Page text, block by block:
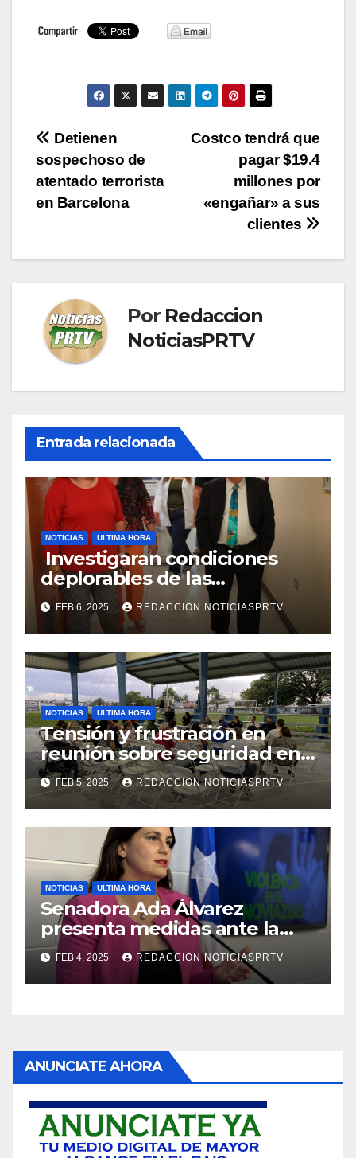
Navegación
de
entradas
Costco tendrá que
pagar $19.4
millones por
«engañar» a sus
clientes
Detienen
sospechoso de
atentado terrorista
en Barcelona
Por Redaccion
NoticiasPRTV
Entrada relacionada
NOTICIAS ULTIMA HORA
Investigaran condiciones
deplorables de las
facilidades el Departamento
de la Salud en Mayagüez
FEB 6, 2025 REDACCION NOTICIASPRTV
NOTICIAS ULTIMA HORA
Tensión y frustración en
reunión sobre seguridad en
Reparto Metropolitano
FEB 5, 2025 REDACCION NOTICIASPRTV
NOTICIAS ULTIMA HORA
Senadora Ada Álvarez
presenta medidas ante la
violencia en el noviazgo
FEB 4, 2025 REDACCION NOTICIASPRTV
ANUNCIATE AHORA